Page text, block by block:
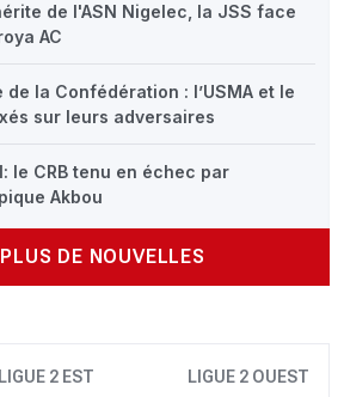
de l'ASN Nigelec, la JSS face
AC
de la Confédération : l’USMA et le
sur leurs adversaires
le CRB tenu en échec par
Akbou
DE NOUVELLES
LIGUE 2 EST LIGUE 2 OUEST